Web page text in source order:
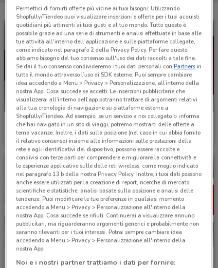
UniCredit
Scade il 31/08 1.2 km
MPS
Scade il 31/12
Credem Compass
Permettici di fornirti offerte più vicine ai tuoi bisogni: Utilizzando
Shopfully/Tiendeo puoi visualizzare inserzioni e offerte per i tuoi acquisti
quotidiani più attinenti ai tuoi gusti e al tuo mondo. Tutto questo è
possibile grazie ad una serie di strumenti e analisi effettuate in base alle
tue attività all'interno dell'applicazione e sulle piattaforme collegate,
come indicato nel paragrafo 2 della Privacy Policy. Per fare questo,
abbiamo bisogno del tuo consenso sull'uso dei dati raccolti a tale fine.
Se dai il tuo consenso condivideremo i tuoi dati personali conPartnersin
tutto il mondo attraverso l’uso di SDK esterne. Puoi sempre cambiare
idea accedendo a Menu > Privacy > Personalizzazione, all’interno della
nostra App. Cosa succede se accetti: Le inserzioni pubblicitarie che
visualizzerai all'interno dell’app potranno trattare di argomenti relativi
alla tua cronologia di navigazione su piattaforme esterne a
Shopfully/Tiendeo. Ad esempio, se un servizio a noi collegato ci informa
che hai navigato in un sito di viaggi, potremo mostrarti delle offerte a
tema vacanze. Inoltre, i dati sulla posizione (nel caso in cui abbia fornito
il relativo consenso) insieme alle informazioni sulle prestazioni della
rete e agli identificativi del dispositivo, possono essere raccolte e
condivisi con terze parti per comprendere e migliorare la connettività e
le esperienze applicative sulle delle reti wireless, come meglio indicato
nel paragrafo 13.b della nostra Privacy Policy. Inoltre, i tuoi dati possono
anche essere utilizzati per la creazione di report, ricerche di mercato,
scientifiche e statistiche, analisi basate sulla posizione e analisi delle
tendenze. Puoi modificare le tue preferenze in qualsiasi momento
accedendo a Menu > Privacy > Personalizzazione all'interno della
nostra App. Cosa succede se rifiuti: Continuerai a visualizzare annunci
pubblicitari, ma riguarderanno argomenti generici e probabilmente non
saranno rilevanti per i tuoi interessi. Potrai sempre cambiare idea
accedendo a Menu > Privacy > Personalizzazione all'interno della
nostra App.
Noi e i nostri partner trattiamo i dati per fornire: